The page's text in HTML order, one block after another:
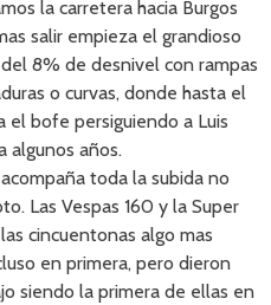
la carretera hacia Burgos
salir empieza el grandioso
8% de desnivel con rampas
o curvas, donde hasta el
el bofe persiguiendo a Luis
algunos años.
toda la subida no
Las Vespas 160 y la Super
cincuentonas algo mas
en primera, pero dieron
siendo la primera de ellas en